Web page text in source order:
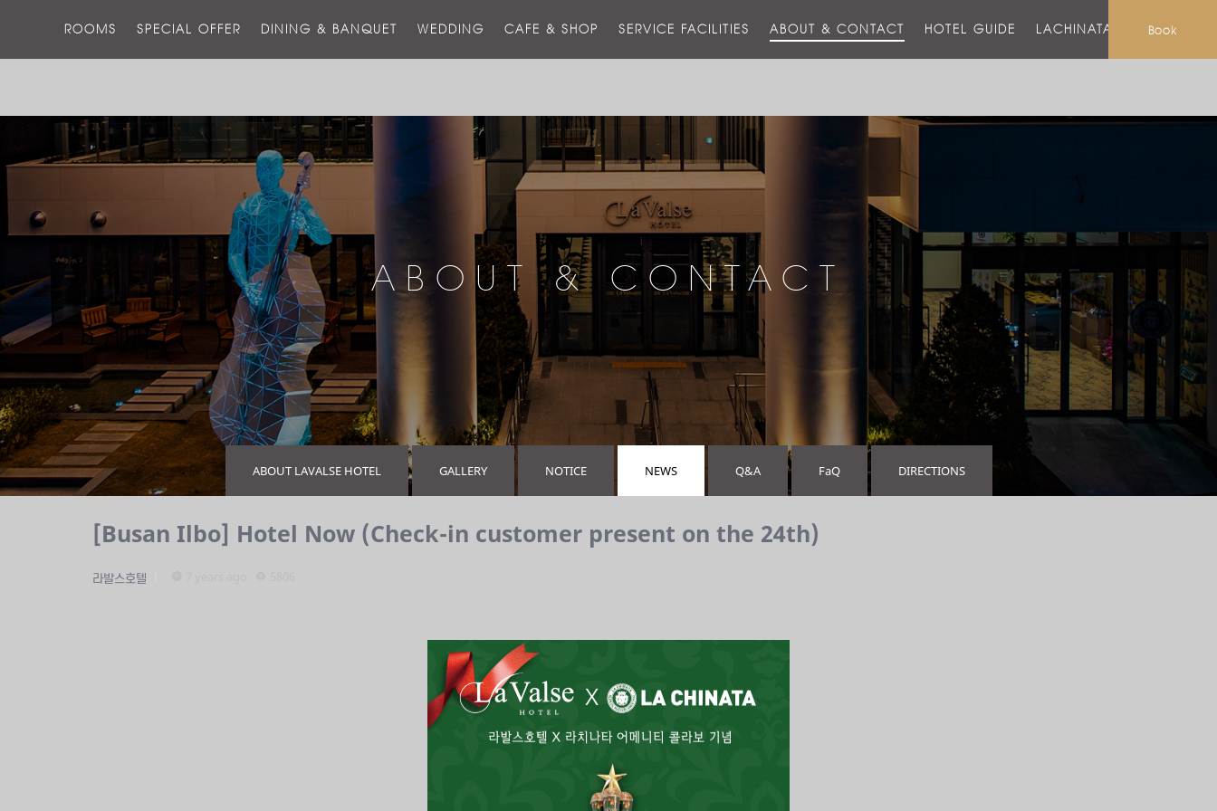
호
ROOMS SPECIAL OFFER DINING & BANQUET WEDDING CAFE & SHOP SERVICE FACILITIES ABOUT & CONTACT HOTEL GUIDE LACHINATA MALLBook
ABOUT & CONTACT
ABOUT LAVALSE HOTEL GALLERY NOTICE NEWS Q&A FaQ DIRECTIONS
[Busan Ilbo] Hotel Now (Check-in customer present on the 24th)
라발스호텔